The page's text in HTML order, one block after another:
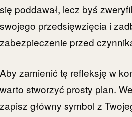
się poddawał, lecz byś
swojego przedsięwzięcia i
zabezpieczenie przed
Aby zamienić tę refleksję w
warto stworzyć prosty plan.
zapisz główny symbol z